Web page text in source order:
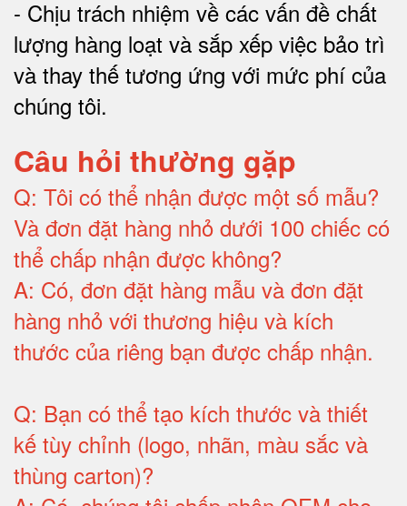
- Chịu trách nhiệm về các vấn đề chất
lượng hàng loạt và sắp xếp việc bảo trì
và thay thế tương ứng với mức phí của
chúng tôi.
Câu hỏi thường gặp
Q: Tôi có thể nhận được một số mẫu?
Và đơn đặt hàng nhỏ dưới 100 chiếc có
thể chấp nhận được không?
A: Có, đơn đặt hàng mẫu và đơn đặt
hàng nhỏ với thương hiệu và kích
thước của riêng bạn được chấp nhận.
Q: Bạn có thể tạo kích thước và thiết
kế tùy chỉnh (logo, nhãn, màu sắc và
thùng carton)?